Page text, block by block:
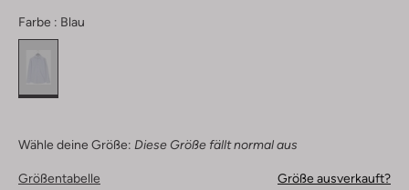
Farbe : Blau
Wähle deine Größe: Diese Größe fällt normal aus
Größentabelle Größe ausverkauft?